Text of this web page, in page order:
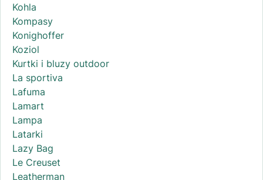
Kohla
Kompasy
Konighoffer
Koziol
Kurtki i bluzy outdoor
La sportiva
Lafuma
Lamart
Lampa
Latarki
Lazy Bag
Le Creuset
Leatherman